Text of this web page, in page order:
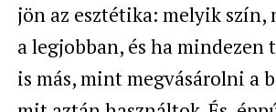
jön az esztétika: melyik
a legjobban, és ha mindezen
is más, mint megvásárolni a